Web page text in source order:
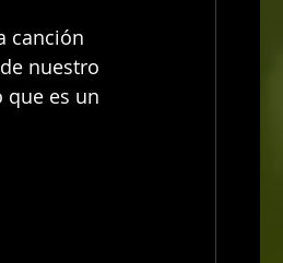
canción
nuestro
que es un